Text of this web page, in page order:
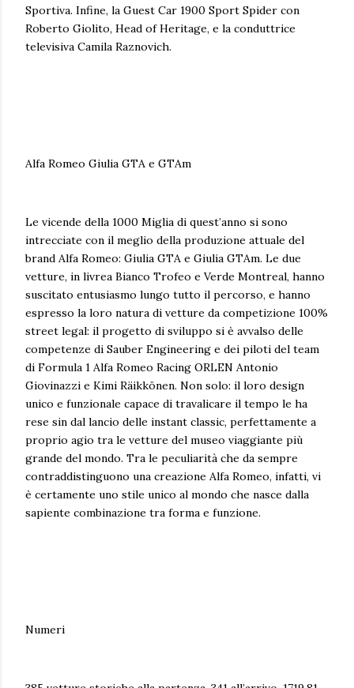
Sportiva. Infine, la Guest Car 1900 Sport Spider con
Roberto Giolito, Head of Heritage, e la conduttrice
televisiva Camila Raznovich.
Alfa Romeo Giulia GTA e GTAm
Le vicende della 1000 Miglia di quest’anno si sono
intrecciate con il meglio della produzione attuale del
brand Alfa Romeo: Giulia GTA e Giulia GTAm. Le due
vetture, in livrea Bianco Trofeo e Verde Montreal, hanno
suscitato entusiasmo lungo tutto il percorso, e hanno
espresso la loro natura di vetture da competizione 100%
street legal: il progetto di sviluppo si è avvalso delle
competenze di Sauber Engineering e dei piloti del team
di Formula 1 Alfa Romeo Racing ORLEN Antonio
Giovinazzi e Kimi Räikkönen. Non solo: il loro design
unico e funzionale capace di travalicare il tempo le ha
rese sin dal lancio delle instant classic, perfettamente a
proprio agio tra le vetture del museo viaggiante più
grande del mondo. Tra le peculiarità che da sempre
contraddistinguono una creazione Alfa Romeo, infatti, vi
è certamente uno stile unico al mondo che nasce dalla
sapiente combinazione tra forma e funzione.
Numeri